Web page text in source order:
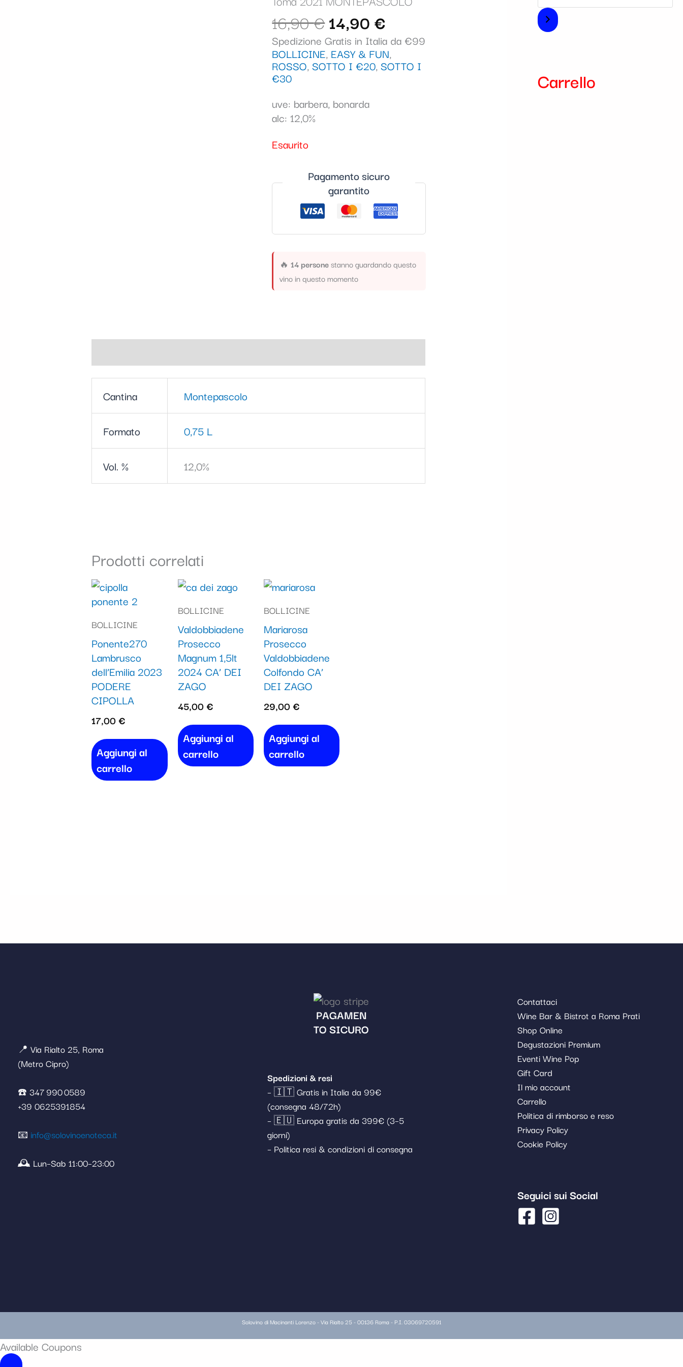
16,90€16,90 €.
14,90 €
Spedizione Gratis in Italia da €99
BOLLICINE, EASY & FUN,
ROSSO,SOTTO I €20,SOTTO I
€30
uve: barbera, bonarda
alc: 12,0%
Esaurito
Pagamento sicuro
garantito
🔥14 personestanno guardando questo
vino in questo momento
Cantina Montepascolo
Formato 0,75 L
Vol. % 12,0%
Prodotti correlati
BOLLICINE
Ponente270
Lambrusco
dell’Emilia 2023
PODERE
CIPOLLA
17,00€
Aggiungi al
carrello
BOLLICINE
Valdobbiadene
Prosecco
Magnum 1,5lt
2024 CA’ DEI
ZAGO
45,00€
Aggiungi al
carrello
BOLLICINE
Mariarosa
Prosecco
Valdobbiadene
Colfondo CA’
DEI ZAGO
29,00€
Aggiungi al
carrello
i
Carrello
📍 Via Rialto 25, Roma
(Metro Cipro)
☎️ 347 990 0589
+39 0625391854
📧 info@solovinoenoteca.it
🕰️ Lun–Sab 11:00–23:00
PAGAMEN
TO SICURO
Spedizioni & resi
– 🇮🇹 Gratis in Italia da 99€
(consegna 48/72h)
– 🇪🇺 Europa gratis da 399€ (3–5
giorni)
– Politica resi & condizioni di consegna
Contattaci
Wine Bar & Bistrot a Roma Prati
Shop Online
Degustazioni Premium
Eventi Wine Pop
Gift Card
Il mio account
Carrello
Politica di rimborso e reso
Privacy Policy
Cookie Policy
Seguici sui Social
Solovino di Macinanti Lorenzo - Via Rialto 25 - 00136 Roma - P.I. 03069720591
Available Coupons